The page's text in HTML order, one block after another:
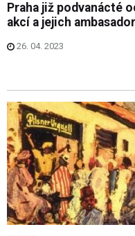
Praha již podvanácté
akcí a jejich
26. 04. 2023